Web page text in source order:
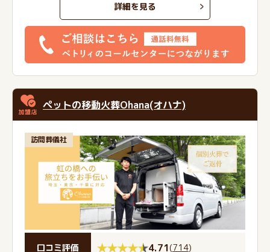
詳細を見る
ペットの移動⽕葬Ohana(オハナ)
訪問葬儀社
口コミ評価 4.71(714)